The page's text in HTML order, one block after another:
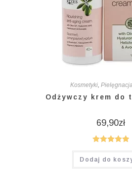
Kosmetyki,
Odżywczy krem do
69,90zł
Oceniono
5.00na 5
Dodaj do